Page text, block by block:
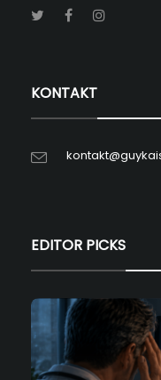
KONTAKT
EDITOR PICKS